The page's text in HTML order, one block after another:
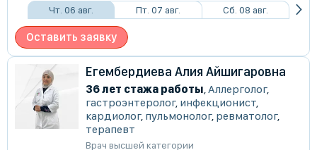
Чт. 06 авг. Пт. 07 авг. Сб. 08 авг.
Оставить заявку
Егембердиева Алия Айшигаровна
36 лет стажа работы,Аллерголог,
гастроэнтеролог, инфекционист,
кардиолог, пульмонолог, ревматолог,
терапевт
Врач высшей категории